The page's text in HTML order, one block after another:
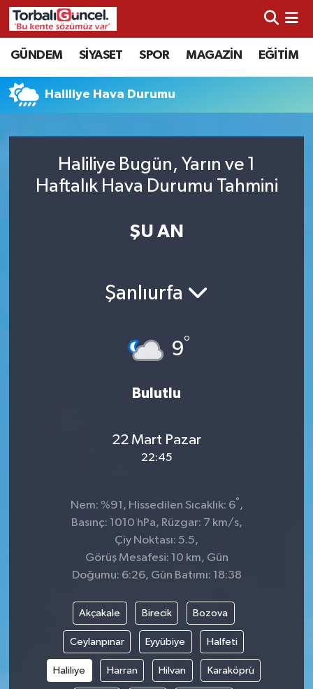
GÜNDEM SİYASET SPOR MAGAZİN EĞİTİM
Haliliye Hava Durumu
Haliliye Bugün, Yarın ve 1
Haftalık Hava Durumu Tahmini
ŞU AN
Şanlıurfa
9°
Bulutlu
22 Mart Pazar
22:45
Nem: %91, Hissedilen Sıcaklık: 6° ,
Basınç: 1010 hPa, Rüzgar: 7 km/s,
Çiy Noktası: 5.5,
Görüş Mesafesi: 10 km, Gün
Doğumu: 6:26, Gün Batımı: 18:38
Akçakale Birecik Bozova
Ceylanpınar Eyyübiye Halfeti
Haliliye Harran Hilvan Karaköprü
İzmir Nöbetçi Eczaneler
İzmir Hava Durumu
İzmir Trafik Yoğunluk Haritası
Süper Lig Puan Durumu ve Fikstür